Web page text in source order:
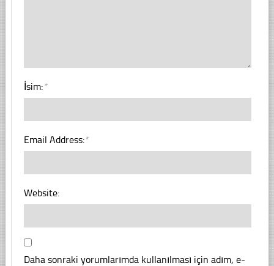
İsim:*
Email Address:*
Website:
Daha sonraki yorumlarımda kullanılması için adım, e-